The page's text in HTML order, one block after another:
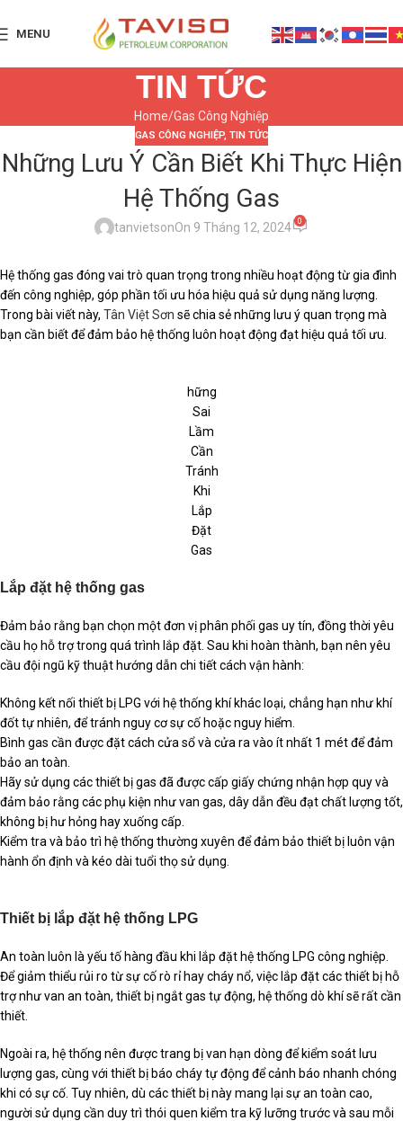
MENU
TIN TỨC
Home Gas Công Nghiệp
GAS CÔNG NGHIỆP, TIN TỨC
Những Lưu Ý Cần Biết Khi Thực Hiện
Hệ Thống Gas
tanvietsonOn 9 Tháng 12, 2024 0
Hệ thống gas đóng vai trò quan trọng trong nhiều hoạt động từ gia đình
đến công nghiệp, góp phần tối ưu hóa hiệu quả sử dụng năng lượng.
Trong bài viết này, Tân Việt Sơn sẽ chia sẻ những lưu ý quan trọng mà
bạn cần biết để đảm bảo hệ thống luôn hoạt động đạt hiệu quả tối ưu.
hững
Sai
Lầm
Cần
Tránh
Khi
Lắp
Đặt
Gas
Lắp đặt hệ thống gas
Đảm bảo rằng bạn chọn một đơn vị phân phối gas uy tín, đồng thời yêu
cầu họ hỗ trợ trong quá trình lắp đặt. Sau khi hoàn thành, bạn nên yêu
cầu đội ngũ kỹ thuật hướng dẫn chi tiết cách vận hành:
Không kết nối thiết bị LPG với hệ thống khí khác loại, chẳng hạn như khí
đốt tự nhiên, để tránh nguy cơ sự cố hoặc nguy hiểm.
Bình gas cần được đặt cách cửa sổ và cửa ra vào ít nhất 1 mét để đảm
bảo an toàn.
Hãy sử dụng các thiết bị gas đã được cấp giấy chứng nhận hợp quy và
đảm bảo rằng các phụ kiện như van gas, dây dẫn đều đạt chất lượng tốt,
không bị hư hỏng hay xuống cấp.
Kiểm tra và bảo trì hệ thống thường xuyên để đảm bảo thiết bị luôn vận
hành ổn định và kéo dài tuổi thọ sử dụng.
Thiết bị lắp đặt hệ thống LPG
An toàn luôn là yếu tố hàng đầu khi lắp đặt hệ thống LPG công nghiệp.
Để giảm thiểu rủi ro từ sự cố rò rỉ hay cháy nổ, việc lắp đặt các thiết bị hỗ
trợ như van an toàn, thiết bị ngắt gas tự động, hệ thống dò khí sẽ rất cần
thiết.
Ngoài ra, hệ thống nên được trang bị van hạn dòng để kiểm soát lưu
lượng gas, cùng với thiết bị báo cháy tự động để cảnh báo nhanh chóng
khi có sự cố. Tuy nhiên, dù các thiết bị này mang lại sự an toàn cao,
người sử dụng cần duy trì thói quen kiểm tra kỹ lưỡng trước và sau mỗi